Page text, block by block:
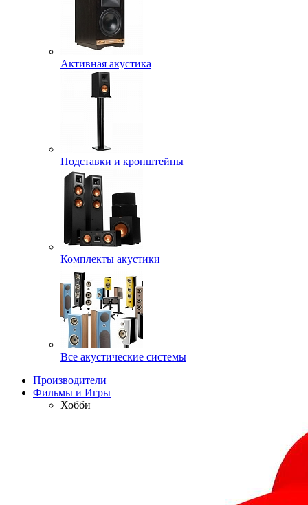
Активная акустика
Подставки и кронштейны
Комплекты акустики
Все акустические системы
Производители
Фильмы и Игры
Хобби